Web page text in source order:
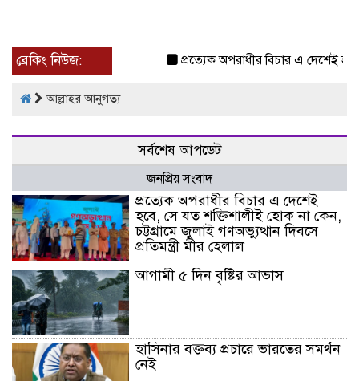
ব্রেকিং নিউজ: প্রত্যেক অপরাধীর বিচার এ দেশেই
আল্লাহর আনুগত্য
সর্বশেষ আপডেট
জনপ্রিয় সংবাদ
প্রত্যেক অপরাধীর বিচার এ দেশেই
হবে, সে যত শক্তিশালীই হোক না কেন,
চট্টগ্রামে জুলাই গণঅভ্যুত্থান দিবসে
প্রতিমন্ত্রী মীর হেলাল
আগামী ৫ দিন বৃষ্টির আভাস
হাসিনার বক্তব্য প্রচারে ভারতের সমর্থন
নেই